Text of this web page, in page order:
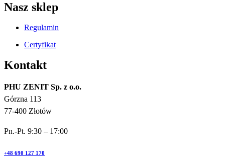
Nasz sklep
Regulamin
Certyfikat
Kontakt
PHU ZENIT Sp. z o.o.
Górzna 113
77-400 Złotów
Pn.-Pt. 9:30 – 17:00
+48 690 127 170